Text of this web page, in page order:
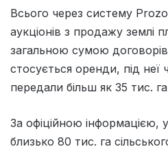
Всього через систему
аукціонів з продажу землі
загальною сумою
стосується оренди, під неї
передали більш як 35 тис. га
За офіційною інформацією,
близько 80 тис. га